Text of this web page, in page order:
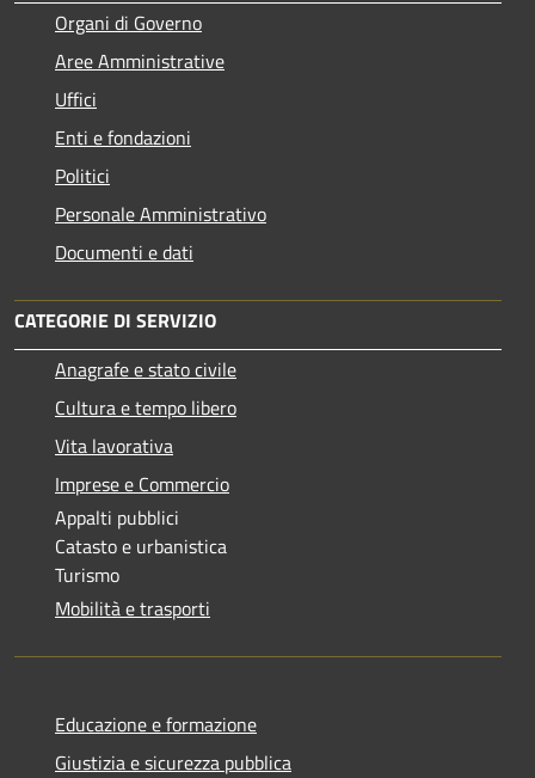
Organi di Governo
Aree Amministrative
Uffici
Enti e fondazioni
Politici
Personale Amministrativo
Documenti e dati
CATEGORIE DI SERVIZIO
Anagrafe e stato civile
Cultura e tempo libero
Vita lavorativa
Imprese e Commercio
Appalti pubblici
Catasto e urbanistica
Turismo
Mobilità e trasporti
Educazione e formazione
Giustizia e sicurezza pubblica